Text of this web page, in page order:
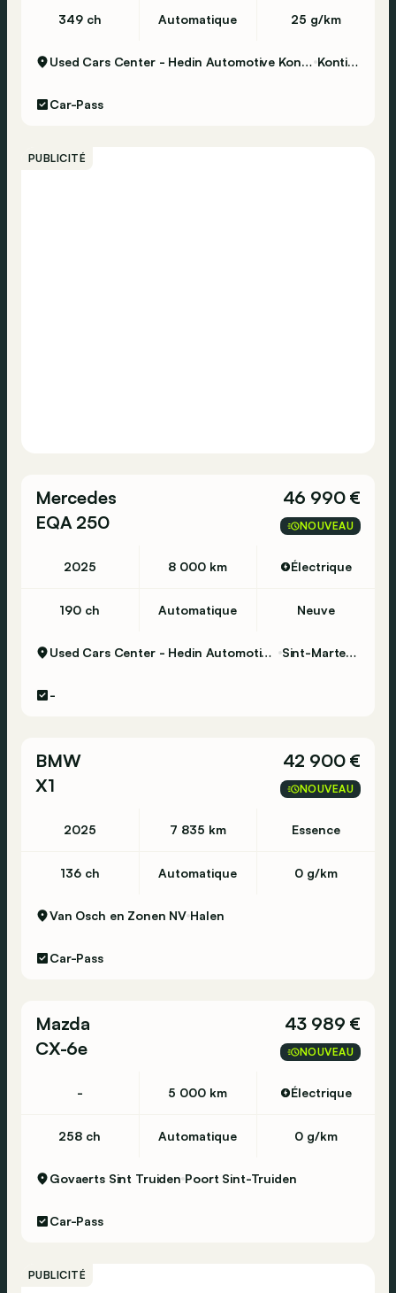
349 ch Automatique 25 g/km
Used Cars Center - Hedin Automotive Kontich Kontich
Car-Pass
PUBLICITÉ
Mercedes
EQA 250
46 990 €
NOUVEAU
2025 8 000 km Électrique
190 ch Automatique Neuve
Used Cars Center - Hedin Automotive Sint-Martens-Latem Sint-Martens-Latem
-
BMW
X1
42 900 €
NOUVEAU
2025 7 835 km Essence
136 ch Automatique 0 g/km
Van Osch en Zonen NV Halen
Car-Pass
Mazda
CX-6e
43 989 €
NOUVEAU
- 5 000 km Électrique
258 ch Automatique 0 g/km
Govaerts Sint Truiden Poort Sint-Truiden
Car-Pass
PUBLICITÉ